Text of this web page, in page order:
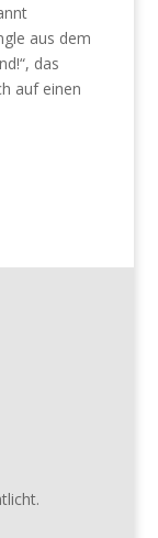
aus dem
das
auf einen